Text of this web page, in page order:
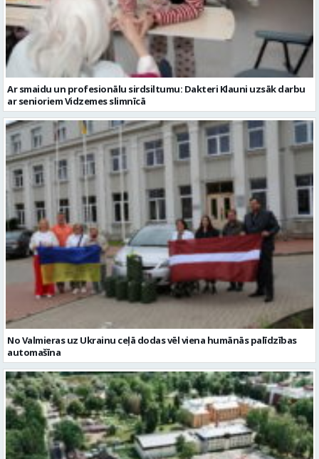
Ar smaidu un profesionālu sirdsiltumu: Dakteri Klauni uzsāk darbu
ar senioriem Vidzemes slimnīcā
No Valmieras uz Ukrainu ceļā dodas vēl viena humānās palīdzības
automašīna